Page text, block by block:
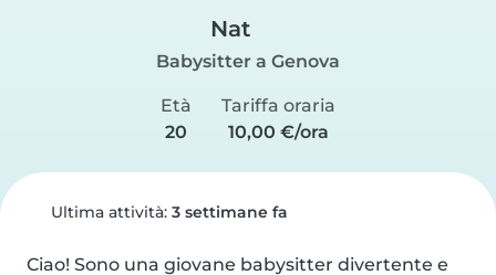
Nat
Babysitter a Genova
Età
20
Tariffa oraria
10,00 €/ora
Ultima attività: 3 settimane fa
Ciao! Sono una giovane babysitter divertente e